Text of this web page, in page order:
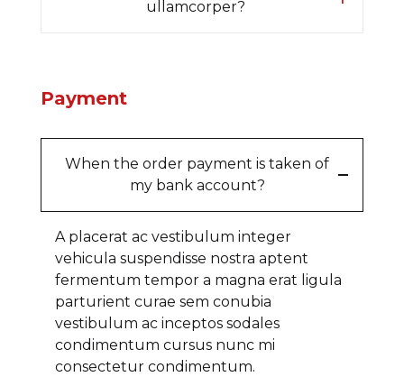
ullamcorper?
Payment
When the order payment is taken of
my bank account?
A placerat ac vestibulum integer
vehicula suspendisse nostra aptent
fermentum tempor a magna erat ligula
parturient curae sem conubia
vestibulum ac inceptos sodales
condimentum cursus nunc mi
consectetur condimentum.